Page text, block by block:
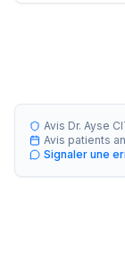
Avis Dr. Ayse
Avis patients
Signaler une